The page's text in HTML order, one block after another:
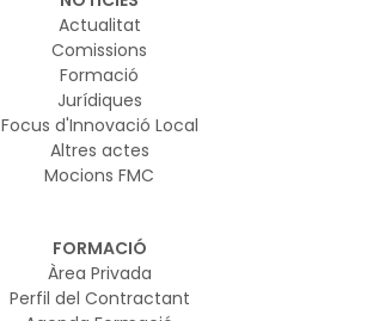
Actualitat
Comissions
Formació
Jurídiques
Focus d'Innovació Local
Altres actes
Mocions FMC
FORMACIÓ
Àrea Privada
Perfil del Contractant